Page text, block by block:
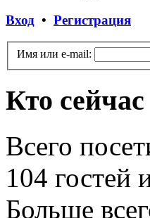
Вход • Регистрация
Имя или e-mail:
Кто
Всего
104 гостей
Больше